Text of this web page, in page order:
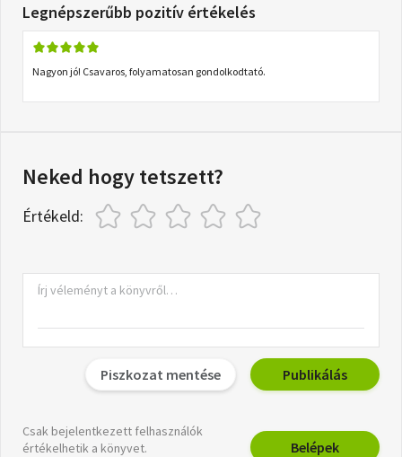
Legnépszerűbb pozitív értékelés
Nagyon jó! Csavaros, folyamatosan gondolkodtató.
Neked hogy tetszett?
Értékeld:
Piszkozat mentése Publikálás
Csak bejelentkezett felhasználók
értékelhetik a könyvet.
Belépek